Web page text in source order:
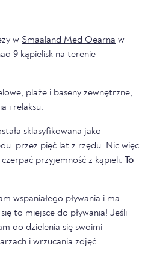
w Smaaland Med Oearna w
9 kąpielisk na terenie
plaże i baseny zewnętrzne,
i relaksu.
sklasyfikowana jako
więc
przyjemność z kąpieli. To
wspaniałego pływania i ma
to miejsce do pływania! Jeśli
do dzielenia się swoimi
i wrzucania zdjęć.